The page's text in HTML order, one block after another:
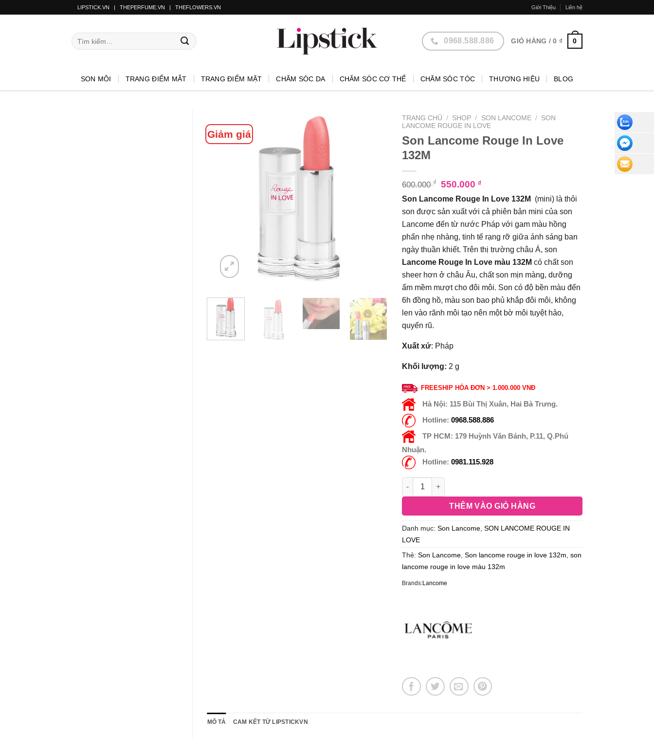
LIPSTICK.VN | THEPERFUME.VN | THEFLOWERS.VN Giới Thiệu Liên hệ
0968.588.886 GIỎ HÀNG /0 ₫ 0
SON MÔI TRANG ĐIỂM MẮT TRANG ĐIỂM MẶT CHĂM SÓC DA CHĂM SÓC CƠ THỂ CHĂM SÓC TÓC THƯƠNG HIỆU BLOG
Giảm giá
TRANG CHỦ / SHOP / SON LANCOME /
SON
LANCOME ROUGE IN LOVE
Son Lancome Rouge In Love
132M
600.000₫ 550.000 ₫
Son Lancome Rouge In Love 132M
(mini) là thỏi
son được sản xuất với cả phiên bản mini của son
Lancome đến từ nước Pháp với gam màu hồng
phấn nhẹ nhàng, tinh tế rạng rỡ giữa ánh sáng ban
ngày thuần khiết. Trên thị trường châu Á, son
Lancome Rouge In Love màu 132M có chất son
sheer hơn ở châu Âu, chất son mịn màng, dưỡng
ẩm mềm mượt cho đôi môi. Son có độ bền màu đến
6h đồng hồ, màu son bao phủ khắp đôi môi, không
len vào rãnh môi tạo nên một bờ môi tuyệt hảo,
quyến rũ.
Xuất xứ: Pháp
Khối lượng: 2 g
FREESHIP HÓA ĐƠN > 1.000.000 VNĐ
Hà Nội: 115 Bùi Thị Xuân, Hai Bà Trưng.
Hotline:0968.588.886
TP HCM: 179 Huỳnh Văn Bánh, P.11, Q.Phú
Nhuận.
Hotline:0981.115.928
THÊM VÀO GIỎ HÀNG
Danh mục:Son Lancome ,SON LANCOME ROUGE IN
LOVE
Thẻ:Son Lancome ,Son lancome rouge in love 132m ,son
lancome rouge in love màu 132m
Brands:Lancome
MÔ TẢ CAM KẾT TỪ LIPSTICKVN